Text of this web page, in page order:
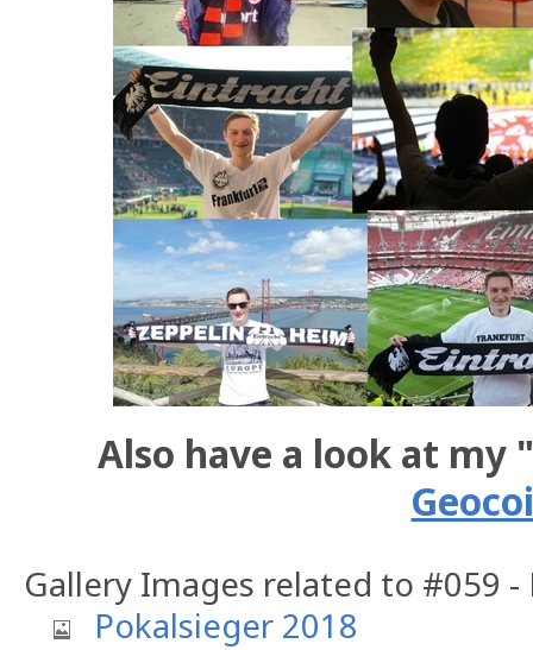
Also have a look at my "
Gallery Images related to #059
Pokalsieger 2018